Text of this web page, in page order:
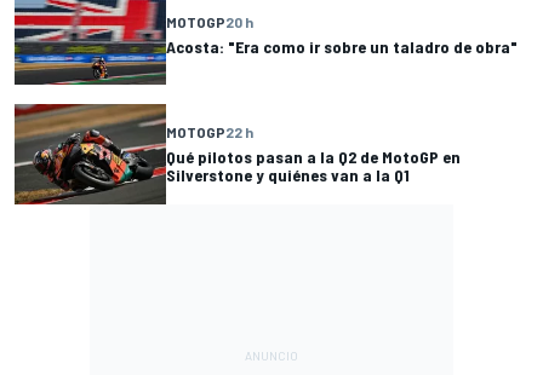
MOTOGP20 h
Acosta: "Era como ir sobre un taladro de obra"
MOTOGP22 h
Qué pilotos pasan a la Q2 de MotoGP en
Silverstone y quiénes van a la Q1